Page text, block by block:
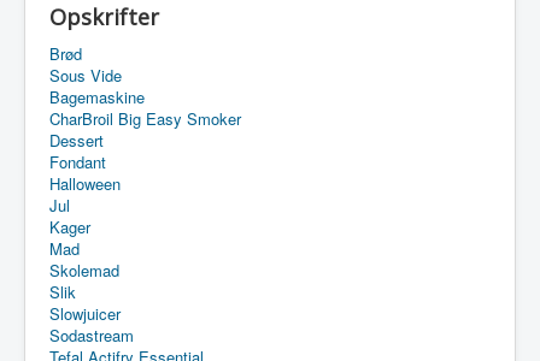
Tefal Actifry Essential
Opskrifter
Brød
Sous Vide
Bagemaskine
CharBroil Big Easy Smoker
Dessert
Fondant
Halloween
Jul
Kager
Mad
Skolemad
Slik
Slowjuicer
Sodastream